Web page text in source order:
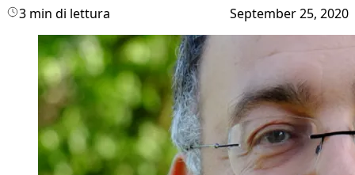
3 min di lettura September 25, 2020